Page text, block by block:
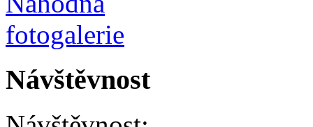
Návštěvnost